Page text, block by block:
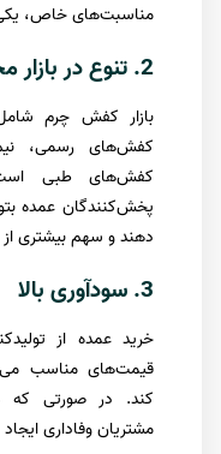
مناسبت‌های خاص،
2. تنوع در بازار محصولات چرمی
بازار کفش چرم
کفش‌های رسمی،
کفش‌های طبی
پخش‌کنندگان عمده
دهند و سهم بیشتری از
3. سودآوری بالا
خرید عمده از
قیمت‌های مناسب
کند. در صورتی که
مشتریان وفاداری